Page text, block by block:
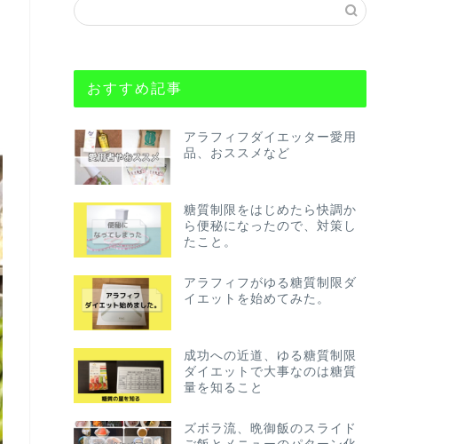
おすすめ記事
アラフィフダイエッター愛用
品、おススメなど
糖質制限をはじめたら快調か
ら便秘になったので、対策し
たこと。
アラフィフがゆる糖質制限ダ
イエットを始めてみた。
成功への近道、ゆる糖質制限
ダイエットで大事なのは糖質
量を知ること
ズボラ流、晩御飯のスライド